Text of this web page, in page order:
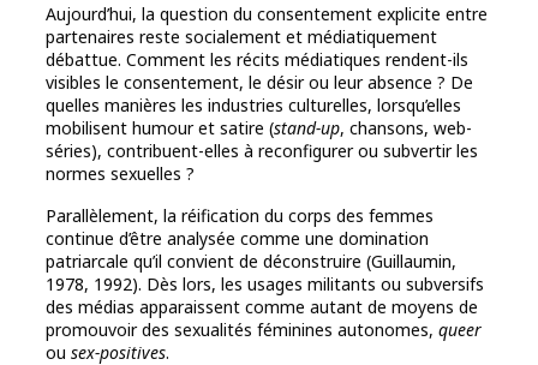
Aujourd’hui, la question du consentement explicite entre
partenaires reste socialement et médiatiquement
débattue. Comment les récits médiatiques rendent-ils
visibles le consentement, le désir ou leur absence ? De
quelles manières les industries culturelles, lorsqu’elles
mobilisent humour et satire (stand-up, chansons, web-
séries), contribuent-elles à reconfigurer ou subvertir les
normes sexuelles ?
Parallèlement, la réification du corps des femmes
continue d’être analysée comme une domination
patriarcale qu’il convient de déconstruire (Guillaumin,
1978, 1992). Dès lors, les usages militants ou subversifs
des médias apparaissent comme autant de moyens de
promouvoir des sexualités féminines autonomes, queer
ou sex-positives.